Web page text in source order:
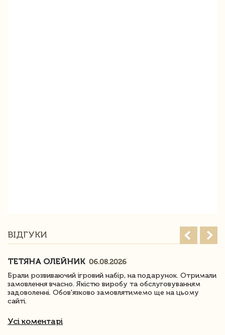
ВІДГУКИ
ТЕТЯНА ОЛЕЙНИК 06.08.2026
Брали розвиваючий ігровий набір, на подарунок. Отримали
замовлення вчасно. Якістю виробу та обслуговуванням
задоволенні. Обов'язково замовлятимемо ще на цьому
сайті.
Усі коментарі